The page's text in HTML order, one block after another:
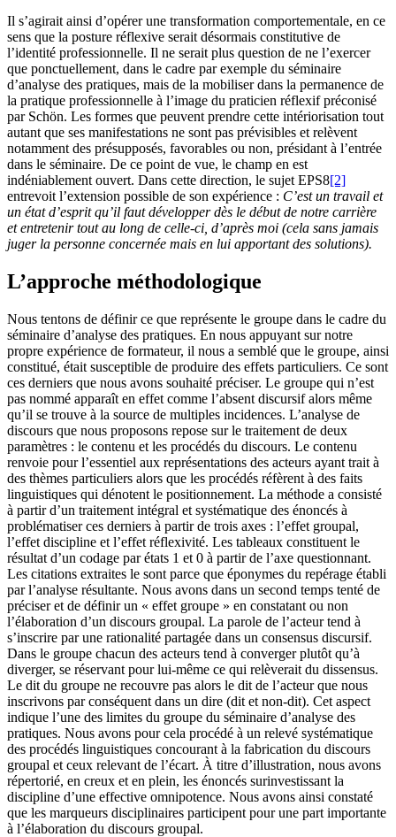
Il s’agirait ainsi d’opérer une transformation comportementale, en ce
sens que la posture réflexive serait désormais constitutive de
l’identité professionnelle. Il ne serait plus question de ne l’exercer
que ponctuellement, dans le cadre par exemple du séminaire
d’analyse des pratiques, mais de la mobiliser dans la permanence de
la pratique professionnelle à l’image du praticien réflexif préconisé
par Schön. Les formes que peuvent prendre cette intériorisation tout
autant que ses manifestations ne sont pas prévisibles et relèvent
notamment des présupposés, favorables ou non, présidant à l’entrée
dans le séminaire. De ce point de vue, le champ en est
indéniablement ouvert. Dans cette direction, le sujet EPS8[2]
entrevoit l’extension possible de son expérience : C’est un travail et
un état d’esprit qu’il faut développer dès le début de notre carrière
et entretenir tout au long de celle-ci, d’après moi (cela sans jamais
juger la personne concernée mais en lui apportant des solutions).
L’approche méthodologique
Nous tentons de définir ce que représente le groupe dans le cadre du
séminaire d’analyse des pratiques. En nous appuyant sur notre
propre expérience de formateur, il nous a semblé que le groupe, ainsi
constitué, était susceptible de produire des effets particuliers. Ce sont
ces derniers que nous avons souhaité préciser. Le groupe qui n’est
pas nommé apparaît en effet comme l’absent discursif alors même
qu’il se trouve à la source de multiples incidences. L’analyse de
discours que nous proposons repose sur le traitement de deux
paramètres : le contenu et les procédés du discours. Le contenu
renvoie pour l’essentiel aux représentations des acteurs ayant trait à
des thèmes particuliers alors que les procédés réfèrent à des faits
linguistiques qui dénotent le positionnement. La méthode a consisté
à partir d’un traitement intégral et systématique des énoncés à
problématiser ces derniers à partir de trois axes : l’effet groupal,
l’effet discipline et l’effet réflexivité. Les tableaux constituent le
résultat d’un codage par états 1 et 0 à partir de l’axe questionnant.
Les citations extraites le sont parce que éponymes du repérage établi
par l’analyse résultante. Nous avons dans un second temps tenté de
préciser et de définir un « effet groupe » en constatant ou non
l’élaboration d’un discours groupal. La parole de l’acteur tend à
s’inscrire par une rationalité partagée dans un consensus discursif.
Dans le groupe chacun des acteurs tend à converger plutôt qu’à
diverger, se réservant pour lui-même ce qui relèverait du dissensus.
Le dit du groupe ne recouvre pas alors le dit de l’acteur que nous
inscrivons par conséquent dans un dire (dit et non-dit). Cet aspect
indique l’une des limites du groupe du séminaire d’analyse des
pratiques. Nous avons pour cela procédé à un relevé systématique
des procédés linguistiques concourant à la fabrication du discours
groupal et ceux relevant de l’écart. À titre d’illustration, nous avons
répertorié, en creux et en plein, les énoncés surinvestissant la
discipline d’une effective omnipotence. Nous avons ainsi constaté
que les marqueurs disciplinaires participent pour une part importante
à l’élaboration du discours groupal.